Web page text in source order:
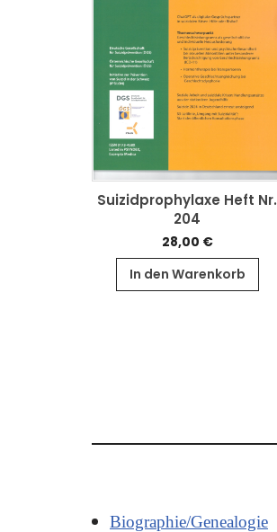
Suizidprophylaxe Heft Nr.
204
28,00 €
In den Warenkorb
Biographie/Genealogie